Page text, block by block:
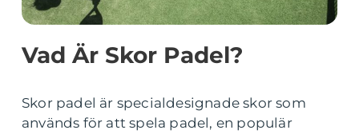
Vad Är Skor Padel?
Skor padel är specialdesignade skor som
används för att spela padel, en populär